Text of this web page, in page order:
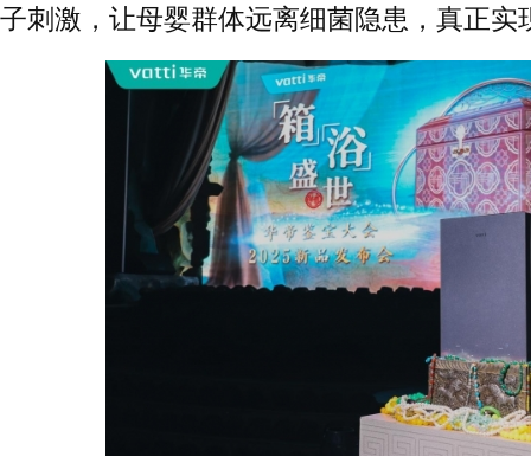
子刺激，让母婴群体远离细菌隐患，真正实